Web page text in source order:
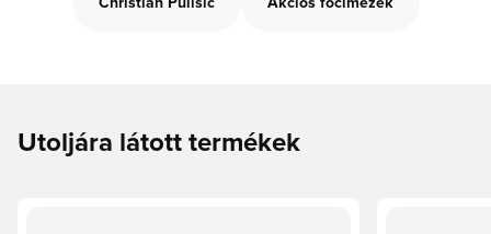
Christian Pulisic Akciós focimezek
Utoljára látott termékek